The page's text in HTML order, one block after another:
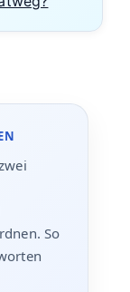
So